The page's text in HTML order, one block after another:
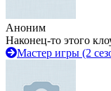
Аноним
Наконец-то этого
Мастер игры (2